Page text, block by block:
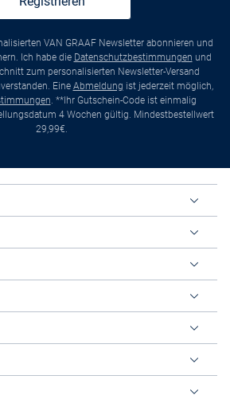
VAN GRAAF Newsletter abonnieren und
Ich habe die Datenschutzbestimmungen und
zum personalisierten Newsletter-Versand
Eine Abmeldung ist jederzeit möglich,
. **Ihr Gutschein-Code ist einmalig
4 Wochen gültig. Mindestbestellwert
29,99€.